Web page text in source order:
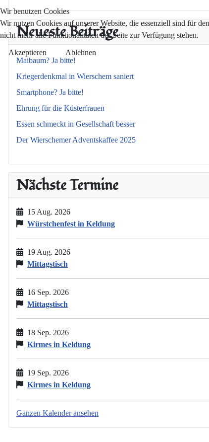
Neueste Beiträge
Maibaum? Ja bitte!
Kriegerdenkmal in Wierschem saniert
Smartphone? Ja bitte!
Ehrung für die Küsterfrauen
Essen schmeckt in Gesellschaft besser
Der Wierschemer Adventskaffee 2025
Nächste Termine
15 Aug. 2026
Würstchenfest in Keldung
19 Aug. 2026
Mittagstisch
16 Sep. 2026
Mittagstisch
18 Sep. 2026
Kirmes in Keldung
19 Sep. 2026
Kirmes in Keldung
Ganzen Kalender ansehen
Wir benutzen Cookies
Wir nutzen Cookies auf unserer Website, die essenziell sind für
nicht mehr alle Funktionalitäten der Seite zur Verfügung stehen.
Akzeptieren Ablehnen